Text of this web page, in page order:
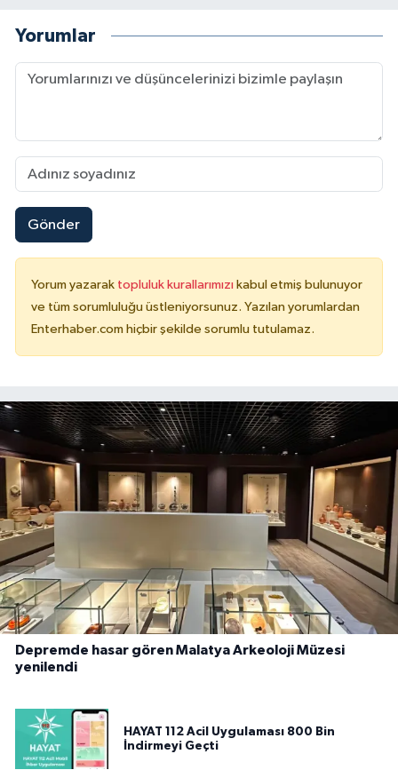
Yorumlar
Gönder
Yorum yazarak topluluk kurallarımızı kabul etmiş bulunuyor
ve tüm sorumluluğu üstleniyorsunuz. Yazılan yorumlardan
Enterhaber.com hiçbir şekilde sorumlu tutulamaz.
Depremde hasar gören Malatya Arkeoloji Müzesi
yenilendi
HAYAT 112 Acil Uygulaması 800 Bin
İndirmeyi Geçti